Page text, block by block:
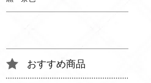
おすすめ商品